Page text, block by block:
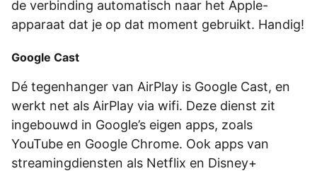
de verbinding automatisch­­­ naar het Apple-
apparaat dat je op dat moment gebruikt.­­­ Handig!
Google Cast
Dé tegenhanger van AirPlay is Google Cast, en
werkt net als AirPlay via wifi. Deze dienst zit
ingebouwd­­­ in Google’s eigen apps, zoals
YouTube en Google Chrome. Ook apps van
streamingdiensten­­­ als Netflix en Disney+